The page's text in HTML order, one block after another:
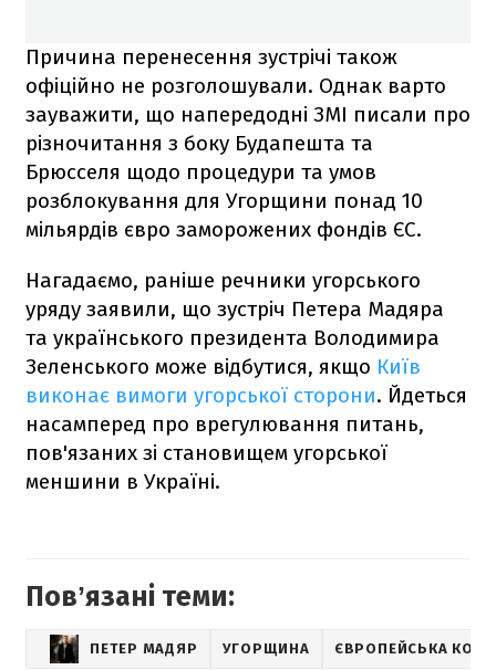
Причина перенесення зустрічі також
офіційно не розголошували. Однак варто
зауважити, що напередодні ЗМІ писали про
різночитання з боку Будапешта та
Брюсселя щодо процедури та умов
розблокування для Угорщини понад 10
мільярдів євро заморожених фондів ЄС.
Нагадаємо, раніше речники угорського
уряду заявили, що зустріч Петера Мадяра
та українського президента Володимира
Зеленського може відбутися, якщо Київ
виконає вимоги угорської сторони. Йдеться
насамперед про врегулювання питань,
пов'язаних зі становищем угорської
меншини в Україні.
Повʼязані теми:
ПЕТЕР МАДЯР УГОРЩИНА ЄВРОПЕЙСЬКА